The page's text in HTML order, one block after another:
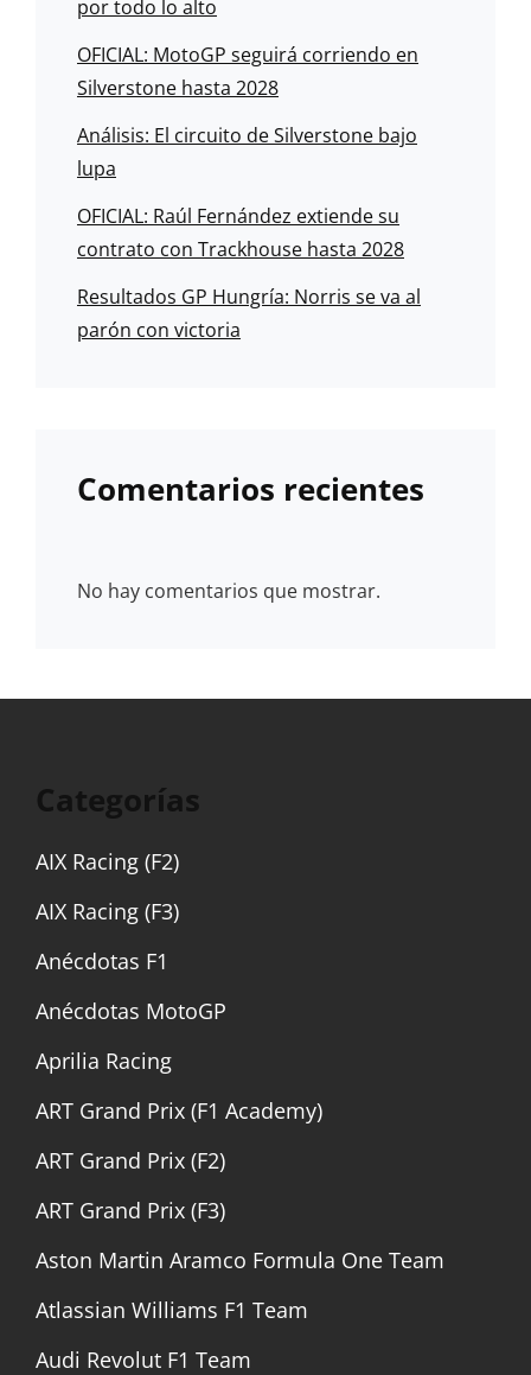
por todo lo alto
OFICIAL: MotoGP seguirá corriendo en
Silverstone hasta 2028
Análisis: El circuito de Silverstone bajo
lupa
OFICIAL: Raúl Fernández extiende su
contrato con Trackhouse hasta 2028
Resultados GP Hungría: Norris se va al
parón con victoria
Comentarios recientes
No hay comentarios que mostrar.
Categorías
AIX Racing (F2)
AIX Racing (F3)
Anécdotas F1
Anécdotas MotoGP
Aprilia Racing
ART Grand Prix (F1 Academy)
ART Grand Prix (F2)
ART Grand Prix (F3)
Aston Martin Aramco Formula One Team
Atlassian Williams F1 Team
Audi Revolut F1 Team